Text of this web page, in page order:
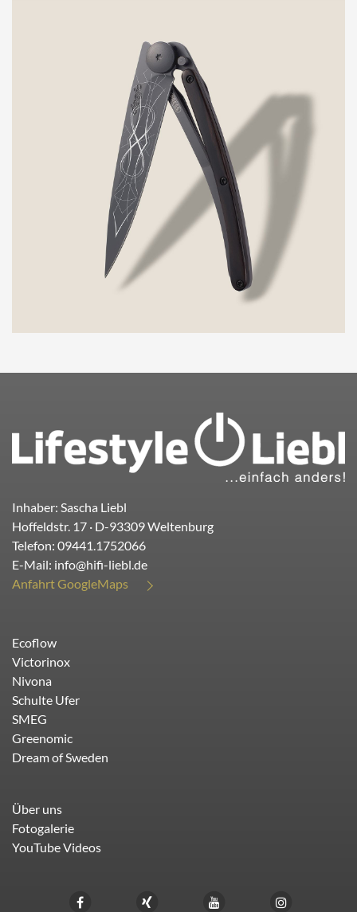
Inhaber: Sascha Liebl
Hoffeldstr. 17 · D-93309Weltenburg
Telefon: 09441.1752066
E-Mail: info@hifi-liebl.de
Anfahrt GoogleMaps
Ecoflow
Victorinox
Nivona
Schulte Ufer
SMEG
Greenomic
Dream of Sweden
Über uns
Fotogalerie
YouTube Videos